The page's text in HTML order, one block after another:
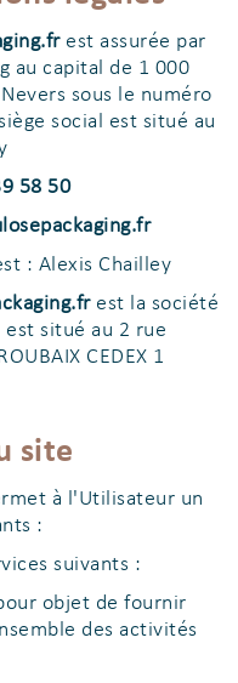
est assurée par
au capital de 1 000
sous le numéro
social est situé au
58 50
: Alexis Chailley
est la société
est situé au 2 rue
CEDEX 1
site
à l'Utilisateur un
:
suivants :
objet de fournir
des activités